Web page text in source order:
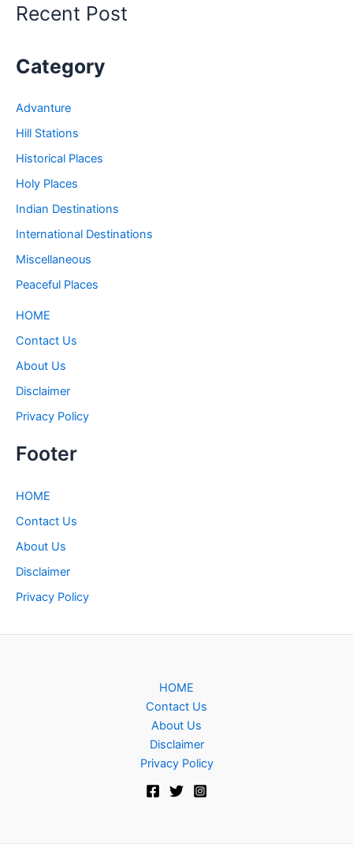
Places
Recent Post
Category
Advanture
Hill Stations
Historical Places
Holy Places
Indian Destinations
International Destinations
Miscellaneous
Peaceful Places
HOME
Contact Us
About Us
Disclaimer
Privacy Policy
Footer
HOME
Contact Us
About Us
Disclaimer
Privacy Policy
HOME
Contact Us
About Us
Disclaimer
Privacy Policy